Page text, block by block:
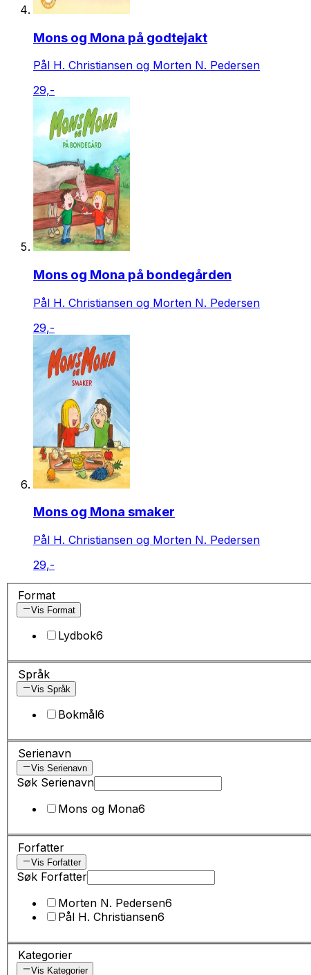
Mons og Mona på godtejakt
Pål H. Christiansen og Morten N. Pedersen
29,-
Mons og Mona på bondegården
Pål H. Christiansen og Morten N. Pedersen
29,-
Mons og Mona smaker
Pål H. Christiansen og Morten N. Pedersen
29,-
Format
Vis Format
Lydbok6
Språk
Vis Språk
Bokmål6
Serienavn
Vis Serienavn
Søk Serienavn
Mons og Mona6
Forfatter
Vis Forfatter
Søk Forfatter
Morten N. Pedersen6
Pål H. Christiansen6
Kategorier
Vis Kategorier